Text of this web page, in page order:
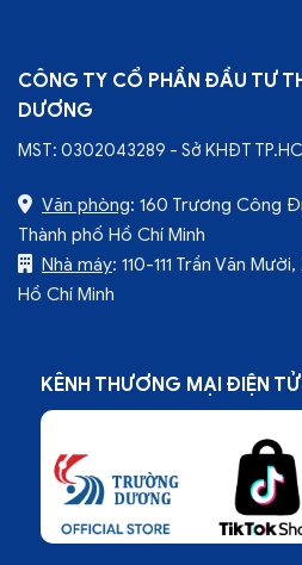
CÔNG TY CỔ PHẦN ĐẦU TƯ
DƯƠNG
MST: 0302043289 - Sở KHĐT
Văn phòng: 160 Trương Công
Thành phố Hồ Chí Minh
Nhà máy: 110-111 Trần Văn
Hồ Chí Minh
KÊNH THƯƠNG MẠI ĐIỆN TỬ